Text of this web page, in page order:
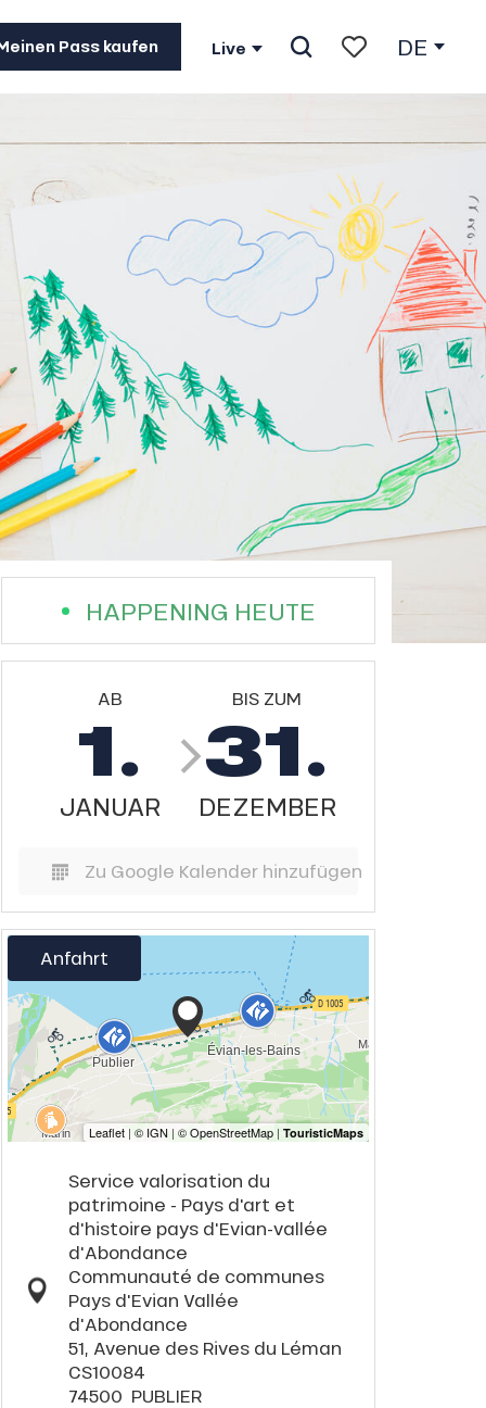
Pass kaufen Live DE
HAPPENING HEUTE
AB
1.
JANUAR
BIS ZUM
31.
DEZEMBER
Zu Google Kalender hinzufügen
Anfahrt
Service valorisation du
patrimoine - Pays d'art et
d'histoire pays d'Evian-vallée
d'Abondance
Communauté de communes
Pays d'Evian Vallée
d'Abondance
51, Avenue des Rives du Léman
CS10084
74500 PUBLIER